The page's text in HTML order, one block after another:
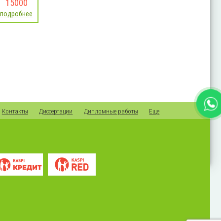
15000
подробнее
Контакты Диссертации Дипломные работы Еще